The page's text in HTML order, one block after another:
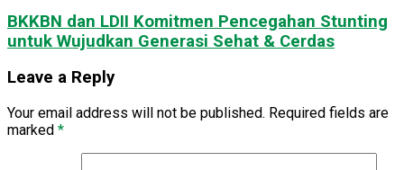
BKKBN dan LDII Komitmen Pencegahan Stunting
untuk Wujudkan Generasi Sehat & Cerdas
Leave a Reply
Your email address will not be published. Required fields are
marked *